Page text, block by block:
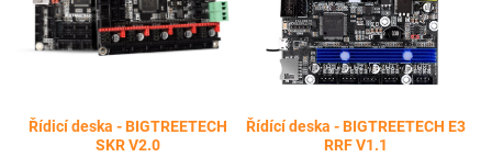
Řídicí deska - BIGTREETECH
SKR V2.0
Řídící deska - BIGTREETECH E3
RRF V1.1